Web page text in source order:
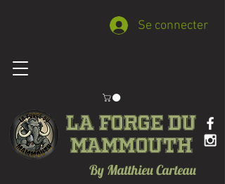
La forge du
Mammouth
By Matthieu Carteau
Se connecter